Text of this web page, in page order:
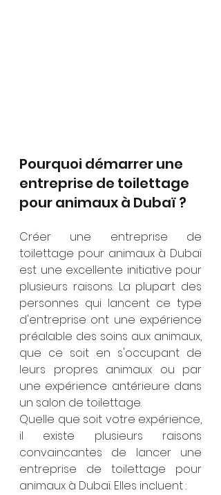
Pourquoi démarrer une
entreprise de toilettage
pour animaux à Dubaï ?
Créer une entreprise de
toilettage pour animaux à Dubaï
est une excellente initiative pour
plusieurs raisons. La plupart des
personnes qui lancent ce type
d'entreprise ont une expérience
préalable des soins aux animaux,
que ce soit en s'occupant de
leurs propres animaux ou par
une expérience antérieure dans
un salon de toilettage.
Quelle que soit votre expérience,
il existe plusieurs raisons
convaincantes de lancer une
entreprise de toilettage pour
animaux à Dubaï. Elles incluent :